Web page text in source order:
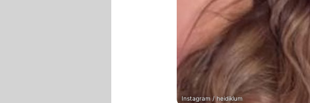
Instagram / heidiklum